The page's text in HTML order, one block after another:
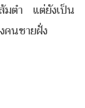
มตำ แต่ยังเป็น
คนชายฝั่ง